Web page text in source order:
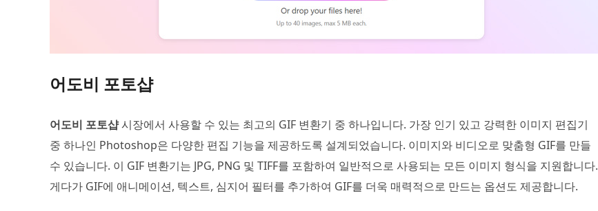
어도비 포토샵
어도비 포토샵시장에서 사용할 수 있는 최고의 GIF 변환기 중 하나입니다. 가장 인기 있고 강력한 이미지 편집기
중 하나인 Photoshop은 다양한 편집 기능을 제공하도록 설계되었습니다. 이미지와 비디오로 맞춤형 GIF를 만들
수 있습니다. 이 GIF 변환기는 JPG, PNG 및 TIFF를 포함하여 일반적으로 사용되는 모든 이미지 형식을 지원합니다.
게다가 GIF에 애니메이션, 텍스트, 심지어 필터를 추가하여 GIF를 더욱 매력적으로 만드는 옵션도 제공합니다.